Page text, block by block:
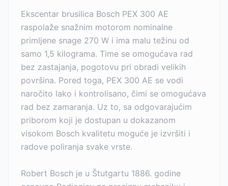
Ekscentar brusilica Bosch PEX 300 AE
raspolaže snažnim motorom nominalne
primljene snage 270 W i ima malu težinu od
samo 1,5 kilograma. Time se omogućava rad
bez zastajanja, pogotovu pri obradi velikih
površina. Pored toga, PEX 300 AE se vodi
naročito lako i kontrolisano, čimi se omogućava
rad bez zamaranja. Uz to, sa odgovarajućim
priborom koji je dostupan u dokazanom
visokom Bosch kvalitetu moguće je izvršiti i
radove poliranja svake vrste.
Robert Bosch je u Štutgartu 1886. godine